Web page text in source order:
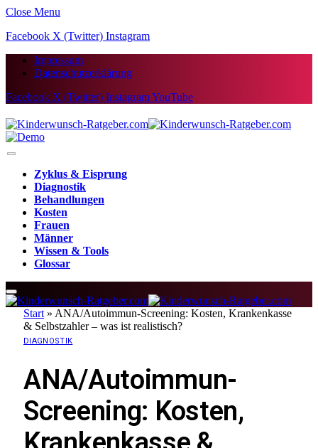
Close Menu
Facebook X (Twitter) Instagram
Impressum
Datenschutzerklärung
Facebook X (Twitter) InstagramYouTube
Zyklus & Eisprung
Diagnostik
Behandlungen
Kosten
Frauen
Männer
Wissen & Tools
Glossar
Start » ANA/Autoimmun-Screening: Kosten, Krankenkasse
& Selbstzahler – was ist realistisch?
DIAGNOSTIK
ANA/Autoimmun-
Screening: Kosten,